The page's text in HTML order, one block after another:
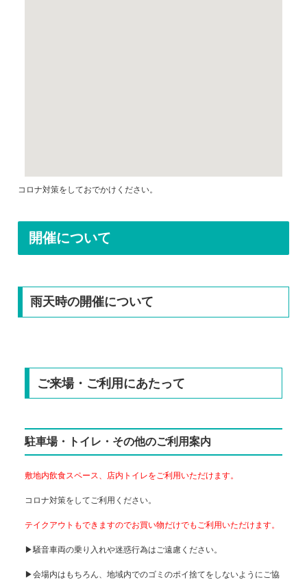
コロナ対策をしておでかけください。
開催について
雨天時の開催について
ご来場・ご利用にあたって
駐車場・トイレ・その他のご利用案内
敷地内飲食スペース、店内トイレをご利用いただけます。
コロナ対策をしてご利用ください。
テイクアウトもできますのでお買い物だけでもご利用いただけます。
▶騒音車両の乗り入れや迷惑行為はご遠慮ください。
▶会場内はもちろん、地域内でのゴミのポイ捨てをしないようにご協